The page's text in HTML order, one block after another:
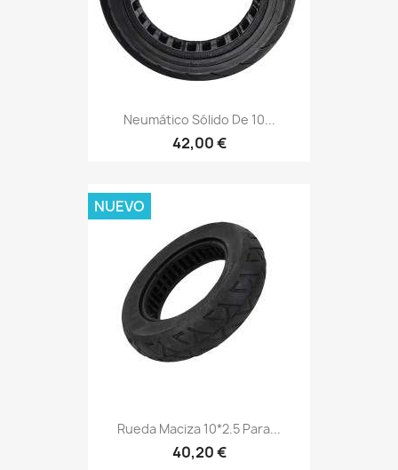
Neumático Sólido De 10...
42,00 €
Rueda Maciza 10*2.5 Para...
40,20 €
NUEVO